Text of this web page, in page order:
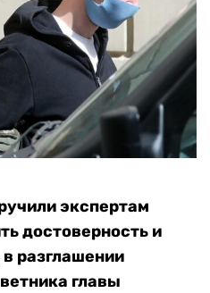
экспертам
достоверность и
разглашении
главы